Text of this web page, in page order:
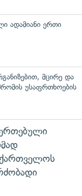
ადამიანი ერთი
მცირე და
უსაფრთხოების